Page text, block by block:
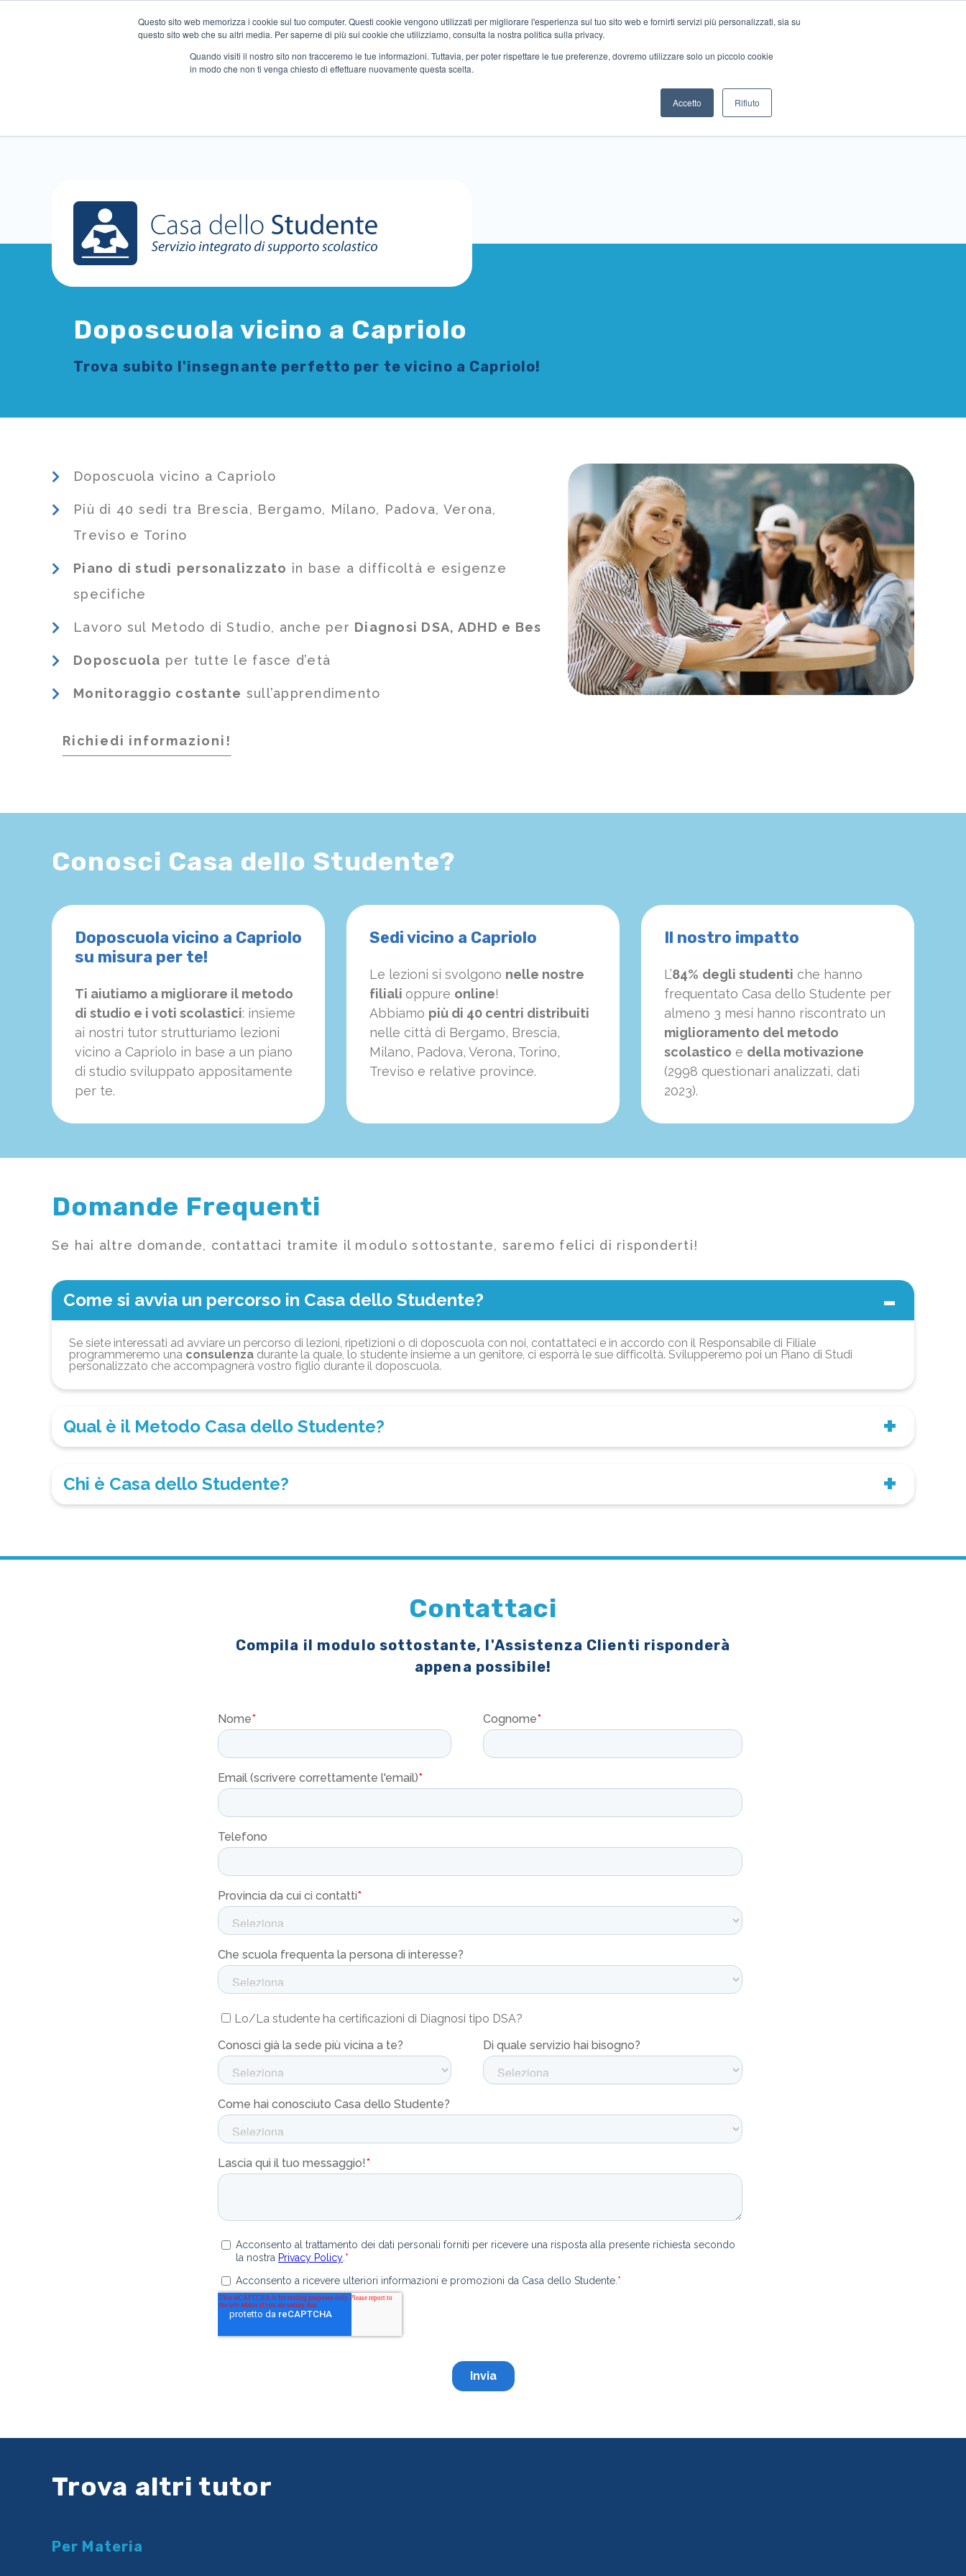
Questo sito web memorizza i cookie sul tuo computer. Questi cookie vengono utilizzati per migliorare l'esperienza sul tuo sito web e fornirti servizi più personalizzati, sia su
questo sito web che su altri media. Per saperne di più sui cookie che utilizziamo, consulta la nostra politica sulla privacy.
Quando visiti il ​​nostro sito non tracceremo le tue informazioni. Tuttavia, per poter rispettare le tue preferenze, dovremo utilizzare solo un piccolo cookie
in modo che non ti venga chiesto di effettuare nuovamente questa scelta.
Accetto Rifiuto
Doposcuola vicino a Capriolo
Trova subito l'insegnante perfetto per te vicino a Capriolo!
Doposcuola vicino a Capriolo
Più di 40 sedi tra Brescia, Bergamo, Milano, Padova, Verona,
Treviso e Torino
Piano di studi personalizzato in base a difficoltà e esigenze
specifiche
Lavoro sul Metodo di Studio, anche per Diagnosi DSA, ADHD e Bes
Doposcuola per tutte le fasce d’età
Monitoraggio costante sull’apprendimento
Richiedi informazioni!
Conosci Casa dello Studente?
Doposcuola vicino a Capriolo
su misura per te!
Ti aiutiamo a migliorare il metodo
di studio e i voti scolastici: insieme
ai nostri tutor strutturiamo lezioni
vicino a Capriolo in base a un piano
di studio sviluppato appositamente
per te.
Sedi vicino a Capriolo
Le lezioni si svolgono nelle nostre
filiali oppure online!
Abbiamo più di 40 centri distribuiti
nelle città di Bergamo, Brescia,
Milano, Padova, Verona, Torino,
Treviso e relative province.
Il nostro impatto
L’84% degli studenti che hanno
frequentato Casa dello Studente per
almeno 3 mesi hanno riscontrato un
miglioramento del metodo
scolastico e della motivazione
(2998 questionari analizzati, dati
2023).
Domande Frequenti
Se hai altre domande, contattaci tramite il modulo sottostante, saremo felici di risponderti!
Come si avvia un percorso in Casa dello Studente?
Se siete interessati ad avviare un percorso di lezioni, ripetizioni o di doposcuola con noi, contattateci e in accordo con il Responsabile di Filiale
programmeremo una consulenza durante la quale, lo studente insieme a un genitore, ci esporrà le sue difficoltà. Svilupperemo poi un Piano di Studi
personalizzato che accompagnerà vostro figlio durante il doposcuola.
Qual è il Metodo Casa dello Studente?
Chi è Casa dello Studente?
Contattaci
Compila il modulo sottostante, l'Assistenza Clienti risponderà
appena possibile!
Trova altri tutor
Per Materia